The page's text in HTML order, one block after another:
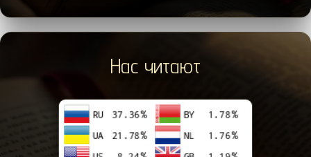
Нас читают